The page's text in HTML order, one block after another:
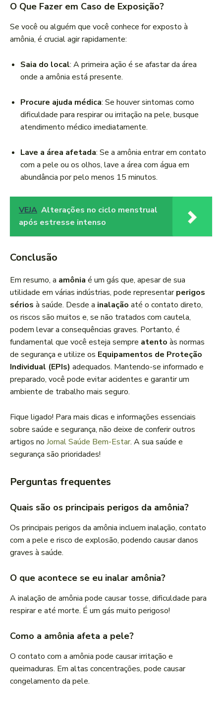
O Que Fazer em Caso de Exposição?
Se você ou alguém que você conhece for exposto à
amônia, é crucial agir rapidamente:
Saia do local: A primeira ação é se afastar da área
onde a amônia está presente.
Procure ajuda médica: Se houver sintomas como
dificuldade para respirar ou irritação na pele, busque
atendimento médico imediatamente.
Lave a área afetada: Se a amônia entrar em contato
com a pele ou os olhos, lave a área com água em
abundância por pelo menos 15 minutos.
VEJA Alterações no ciclo menstrual
após estresse intenso
Conclusão
Em resumo, a amônia é um gás que, apesar de sua
utilidade em várias indústrias, pode representarperigos
sérios à saúde. Desde a inalação até o contato direto,
os riscos são muitos e, se não tratados com cautela,
podem levar a consequências graves. Portanto, é
fundamental que você esteja sempre atento às normas
de segurança e utilize os Equipamentos de Proteção
Individual (EPIs) adequados. Mantendo-se informado e
preparado, você pode evitar acidentes e garantir um
ambiente de trabalho mais seguro.
Fique ligado! Para mais dicas e informações essenciais
sobre saúde e segurança, não deixe de conferir outros
artigos no Jornal Saúde Bem-Estar. A sua saúde e
segurança são prioridades!
Perguntas frequentes
Quais são os principais perigos da amônia?
Os principais perigos da amônia incluem inalação, contato
com a pele e risco de explosão, podendo causar danos
graves à saúde.
O que acontece se eu inalar amônia?
A inalação de amônia pode causar tosse, dificuldade para
respirar e até morte. É um gás muito perigoso!
Como a amônia afeta a pele?
O contato com a amônia pode causar irritação e
queimaduras. Em altas concentrações, pode causar
congelamento da pele.